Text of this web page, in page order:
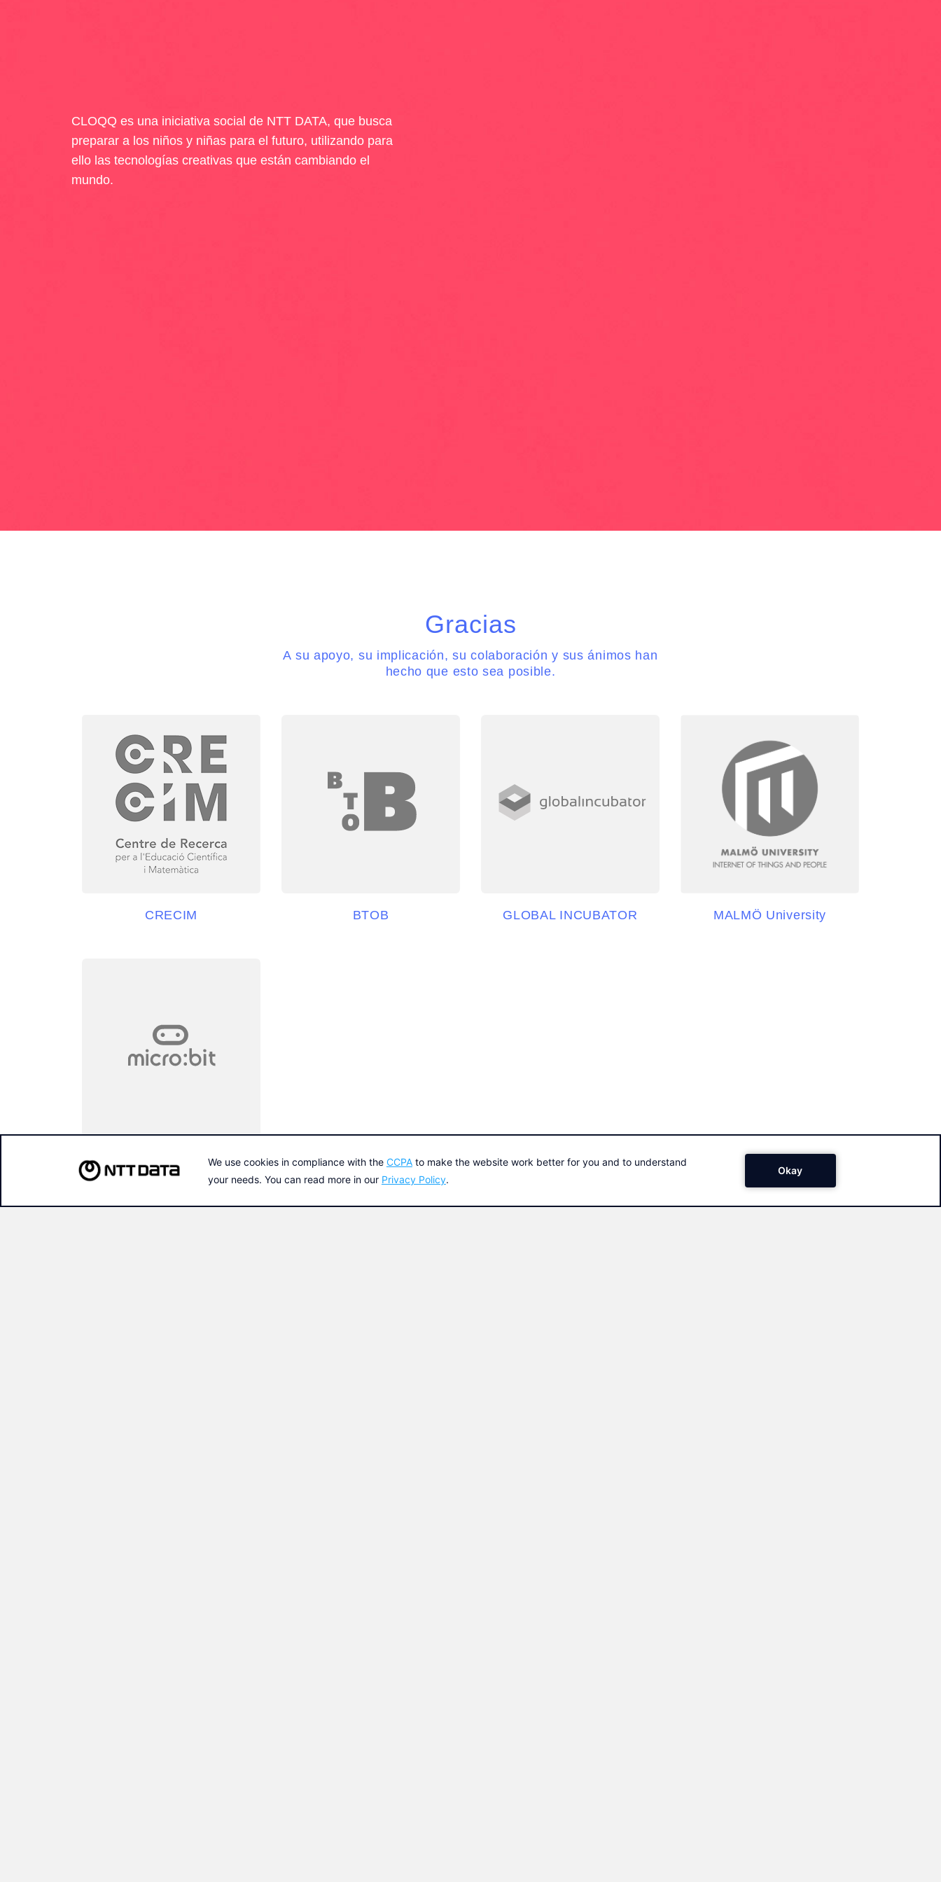
CLOQQ es una iniciativa social de NTT DATA, que busca
preparar a los niños y niñas para el futuro, utilizando para
ello las tecnologías creativas que están cambiando el
mundo.
Gracias
A su apoyo, su implicación, su colaboración y sus ánimos han
hecho que esto sea posible.
CRECIM BTOB GLOBAL INCUBATOR MALMÖ University